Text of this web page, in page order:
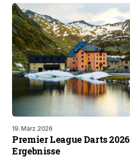
19. März 2026
Premier League Darts
Ergebnisse